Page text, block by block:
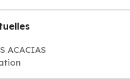
ACACIAS